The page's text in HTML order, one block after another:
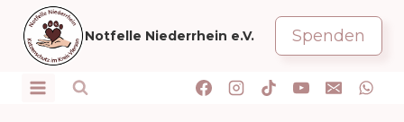
Inhalt
springen
Notfelle Niederrhein e.V. Spenden